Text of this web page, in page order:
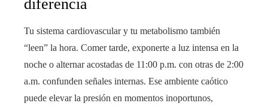
diferencia
Tu sistema cardiovascular y tu metabolismo también
“leen” la hora. Comer tarde, exponerte a luz intensa en la
noche o alternar acostadas de 11:00 p.m. con otras de 2:00
a.m. confunden señales internas. Ese ambiente caótico
puede elevar la presión en momentos inoportunos,